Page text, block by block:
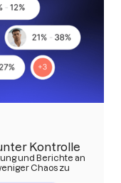
Kontrolle
und Berichte an
Chaos zu